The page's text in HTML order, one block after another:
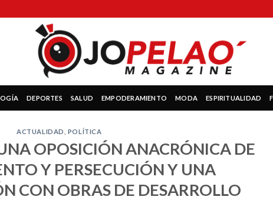
DEPORTES SALUD EMPODERAMIENTO MODA ESPIRITUALIDAD
ACTUALIDAD POLÍTICA
OPOSICIÓN ANACRÓNICA DE
Y PERSECUCIÓN Y UNA
CON OBRAS DE DESARROLLO